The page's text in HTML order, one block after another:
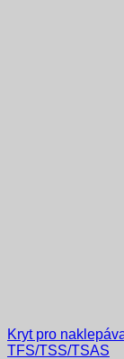
Kryt pro
TFS/TSS/TSAS